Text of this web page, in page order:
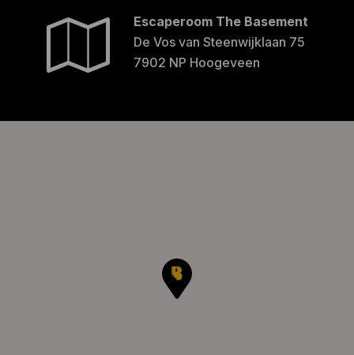
Escaperoom The Basement
De Vos van Steenwijklaan 75
7902 NP Hoogeveen